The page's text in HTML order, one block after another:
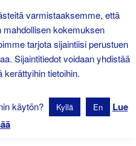
varmistaaksemme, että
mahdollisen kokemuksen
tarjota sijaintiisi perustuen
Sijaintitiedot voidaan yhdistää
kerättyihin tietoihin.
käytön? Kyllä En
Lue